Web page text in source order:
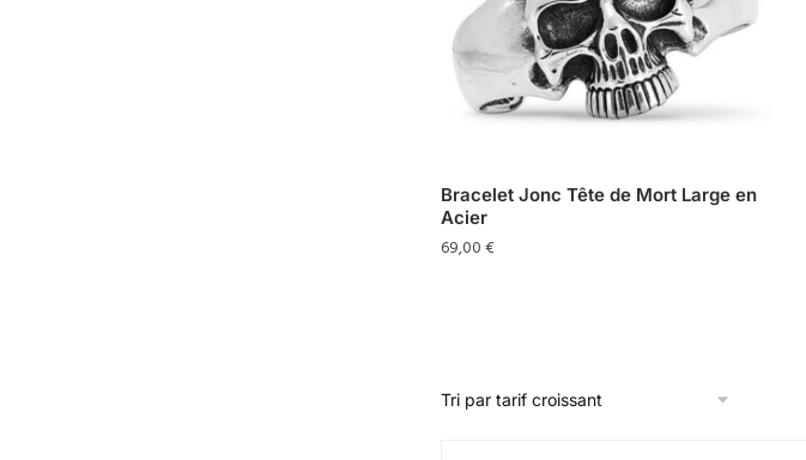
Bracelet Jonc Tête de Mort Large en
Acier
69,00€